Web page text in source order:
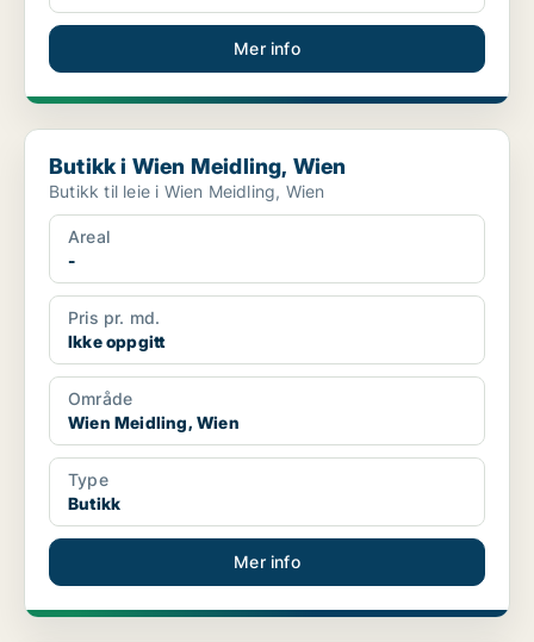
Mer info
Butikk i Wien Meidling, Wien
Butikk i Wien Meidling, Wien
Butikk til leie i Wien Meidling, Wien
Areal
-
Pris pr. md.
Ikke oppgitt
Område
Wien Meidling, Wien
Type
Butikk
Mer info